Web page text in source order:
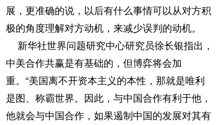
展，更准确的说，以后有什么事情可以从对方积
极的角度理解对方动机，来减少误判的动机。
新华社世界问题研究中心研究员徐长银指出，
中美合作共赢是有基础的，但博弈将会加
重。“美国离不开资本主义的本性，那就是唯利
是图、称霸世界。因此，与中国合作有利于他，
他就会与中国合作，如果遏制中国的发展对其有